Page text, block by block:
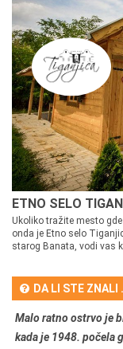
ETNO SELO
Ukoliko tražite mesto
onda je Etno selo
starog Banata, vodi vas
DA LI STE ZNALI
Malo ratno ostrvo je
kada je 1948. počela